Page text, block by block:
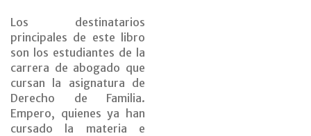
Los destinatarios
principales de este libro
son los estudiantes de la
carrera de abogado que
cursan la asignatura de
Derecho de Familia.
Empero, quienes ya han
cursado la materia e